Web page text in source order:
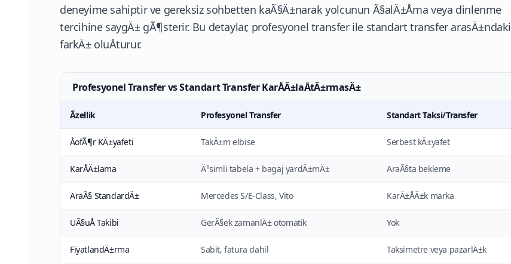
deneyime sahiptir ve gereksiz sohbetten kaÃ§Ä±narak yolcunun Ã§alÄ±Åma veya dinlenme
tercihine saygÄ± gÃ¶sterir. Bu detaylar, profesyonel transfer ile standart transfer arasÄ±ndaki
farkÄ± oluÅturur.
Profesyonel Transfer vs Standart Transfer KarÅÄ±laÅtÄ±rmasÄ±
Ãzellik Profesyonel Transfer Standart Taksi/Transfer
ÅofÃ¶r KÄ±yafeti TakÄ±m elbise Serbest kÄ±yafet
KarÅÄ±lama Ä°simli tabela + bagaj yardÄ±mÄ± AraÃ§ta bekleme
AraÃ§ StandardÄ± Mercedes S/E-Class, Vito KarÄ±ÅÄ±k marka
UÃ§uÅ Takibi GerÃ§ek zamanlÄ± otomatik Yok
FiyatlandÄ±rma Sabit, fatura dahil Taksimetre veya pazarlÄ±k